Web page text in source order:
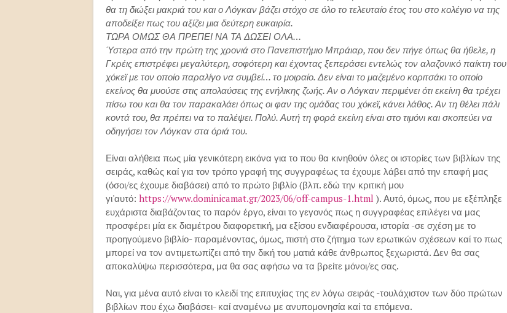
θα τη διώξει μακριά του και ο Λόγκαν βάζει στόχο σε όλο το τελευταίο έτος του στο κολέγιο να της
αποδείξει πως του αξίζει μια δεύτερη ευκαιρία.
ΤΩΡΑ ΟΜΩΣ ΘΑ ΠΡΕΠΕΙ ΝΑ ΤΑ ΔΩΣΕΙ ΟΛΑ…
Ύστερα από την πρώτη της χρονιά στο Πανεπιστήμιο Μπράιαρ, που δεν πήγε όπως θα ήθελε, η
Γκρέις επιστρέφει μεγαλύτερη, σοφότερη και έχοντας ξεπεράσει εντελώς τον αλαζονικό παίκτη του
χόκεϊ με τον οποίο παραλίγο να συμβεί… το μοιραίο. Δεν είναι το μαζεμένο κοριτσάκι το οποίο
εκείνος θα μυούσε στις απολαύσεις της ενήλικης ζωής. Αν ο Λόγκαν περιμένει ότι εκείνη θα τρέχει
πίσω του και θα τον παρακαλάει όπως οι φαν της ομάδας του χόκεϊ, κάνει λάθος. Αν τη θέλει πάλι
κοντά του, θα πρέπει να το παλέψει. Πολύ. Αυτή τη φορά εκείνη είναι στο τιμόνι και σκοπεύει να
οδηγήσει τον Λόγκαν στα όριά του.
Είναι αλήθεια πως μία γενικότερη εικόνα για το που θα κινηθούν όλες οι ιστορίες των βιβλίων της
σειράς, καθώς καί για τον τρόπο γραφή της συγγραφέως τα έχουμε λάβει από την επαφή μας
(όσοι/ες έχουμε διαβάσει) από το πρώτο βιβλίο (βλπ. εδώ την κριτική μου
γι'αυτό: https://www.dominicamat.gr/2023/06/off-campus-1.html ). Αυτό, όμως, που με εξέπληξε
ευχάριστα διαβάζοντας το παρόν έργο, είναι το γεγονός πως η συγγραφέας επιλέγει να μας
προσφέρει μία εκ διαμέτρου διαφορετική, μα εξίσου ενδιαφέρουσα, ιστορία -σε σχέση με το
προηγούμενο βιβλίο- παραμένοντας, όμως, πιστή στο ζήτημα των ερωτικών σχέσεων καί το πως
μπορεί να τον αντιμετωπίζει από την δική του ματιά κάθε άνθρωπος ξεχωριστά. Δεν θα σας
αποκαλύψω περισσότερα, μα θα σας αφήσω να τα βρείτε μόνοι/ες σας.
Ναι, για μένα αυτό είναι το κλειδί της επιτυχίας της εν λόγω σειράς -τουλάχιστον των δύο πρώτων
βιβλίων που έχω διαβάσει- καί αναμένω με ανυπομονησία καί τα επόμενα.